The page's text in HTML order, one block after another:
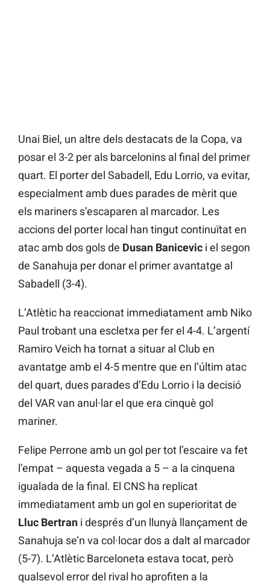
Unai Biel, un altre dels destacats de la Copa, va
posar el 3-2 per als barcelonins al final del primer
quart. El porter del Sabadell, Edu Lorrio, va evitar,
especialment amb dues parades de mèrit que
els mariners s’escaparen al marcador. Les
accions del porter local han tingut continuïtat en
atac amb dos gols de Dusan Banicevic i el segon
de Sanahuja per donar el primer avantatge al
Sabadell (3-4).
L’Atlètic ha reaccionat immediatament amb Niko
Paul trobant una escletxa per fer el 4-4. L’argentí
Ramiro Veich ha tornat a situar al Club en
avantatge amb el 4-5 mentre que en l’últim atac
del quart, dues parades d’Edu Lorrio i la decisió
del VAR van anul·lar el que era cinquè gol
mariner.
Felipe Perrone amb un gol per tot l’escaire va fet
l’empat – aquesta vegada a 5 – a la cinquena
igualada de la final. El CNS ha replicat
immediatament amb un gol en superioritat de
Lluc Bertran i després d’un llunyà llançament de
Sanahuja se’n va col·locar dos a dalt al marcador
(5-7). L’Atlètic Barceloneta estava tocat, però
qualsevol error del rival ho aprofiten a la